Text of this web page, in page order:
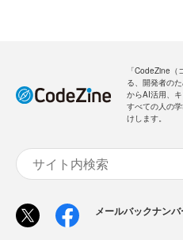
「CodeZine
る、開発者の
からAI活用、
すべての人の
けします。
メールバックナンバ